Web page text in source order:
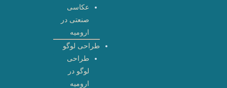
عکاسی
صنعتی در
ارومیه
طراحی لوگو
طراحی
لوگو در
ارومیه